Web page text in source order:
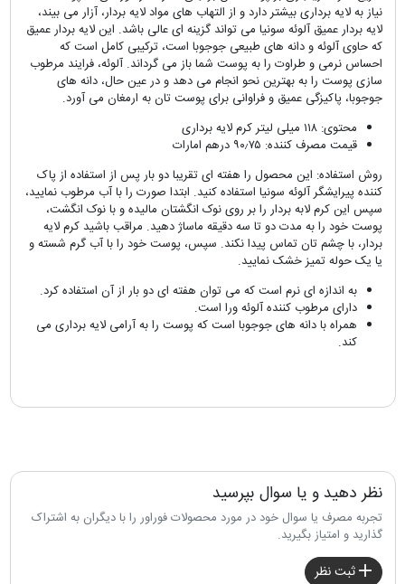
نیاز به لایه برداری بیشتر دارد و از التهاب های مواد لایه بردار، آزار می بیند،
لایه بردار عمیق آلوئه سونیا می تواند گزینه ای عالی باشد. این لایه بردار عمیق
که حاوی آلوئه و دانه های طبیعی جوجوبا است، ترکیبی کامل است که
احساس نرمی و طراوت را به پوست شما باز می گرداند. آلوئه، فرایند مرطوب
سازی پوست را به بهترین نحو انجام می دهد و در عین حال، دانه های
جوجوبا، پاکیزگی عمیق و فراوانی برای پوست تان به ارمغان می آورد.
محتوی: ۱۱۸ میلی لیتر کرم لایه برداری
قیمت مصرف کننده: ۹۰٫۷۵ درهم امارات
روش استفاده: این محصول را هفته ای تقریبا دو بار پس از استفاده از پاک
کننده پیرایشگر آلوئه سونیا استفاده کنید. ابتدا صورت را با آب مرطوب نمایید،
سپس این کرم لابه بردار را بر روی نوک انگشتان مالیده و با نوک انگشت،
پوست خود را به مدت دو تا سه دقیقه ماساژ دهید. مراقب باشید کرم لایه
بردار، با چشم تان تماس پیدا نکند. سپس، پوست خود را با آب گرم شسته و
یا یک حوله تمیز خشک نمایید.
به اندازه ای نرم است که می توان هفته ای دو بار از آن استفاده کرد.
دارای مرطوب کننده آلوئه ورا است.
همراه با دانه های جوجوبا است که پوست را به آرامی لایه برداری می
کند.
نظر دهید و یا سوال بپرسید
تجربه مصرف یا سوال خود در مورد محصولات فوراور را با دیگران به اشتراک
گذارید و امتیاز بگیرید.
ثبت نظر